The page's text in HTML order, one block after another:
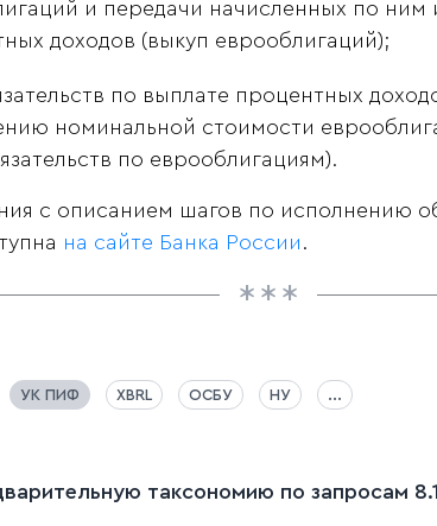
и передачи начисленных по ним
доходов (выкуп еврооблигаций);
по выплате процентных
номинальной стоимости
по еврооблигациям).
с описанием шагов по исполнению
на сайте Банка России .
УК ПИФ XBRL ОСБУ НУ ...
таксономию по запросам